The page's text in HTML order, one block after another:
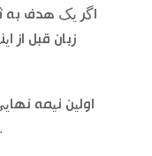
اگر یک هدف به
زبان قبل از
اولین نیمه
برگزار می شود, تصویری بازی پوکر.